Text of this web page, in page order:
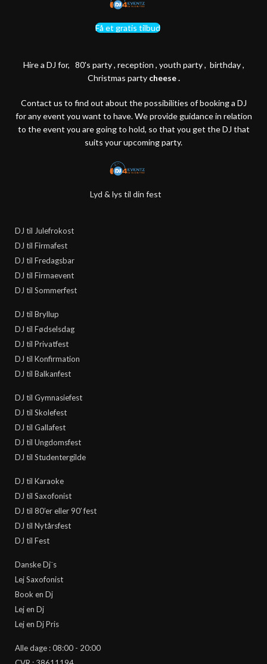
Få et gratis tilbud
Hire a DJ for, 80's party, reception , youth party, birthday,
Christmas party cheese.
Contact us to find out about the possibilities of booking a DJ
for any event you want to have.We provide guidance in relation
to the event you are going to hold, so that you get the DJ that
suits your upcoming party.
Lyd & lys til din fest
DJ til Julefrokost
DJ til Firmafest
DJ til Fredagsbar
DJ til Firmaevent
DJ til Sommerfest
DJ til Bryllup
DJ til Fødselsdag
DJ til Privatfest
DJ til Konfirmation
DJ til Balkanfest
DJ til Gymnasiefest
DJ til Skolefest
DJ til Gallafest
DJ til Ungdomsfest
DJ til Studentergilde
DJ til Karaoke
DJ til Saxofonist
DJ til 80’er eller 90′ fest
DJ til Nytårsfest
DJ til Fest
Danske Dj¨s
Lej Saxofonist
Book en Dj
Lej en Dj
Lej en Dj Pris
Alle dage : 08:00 - 20:00